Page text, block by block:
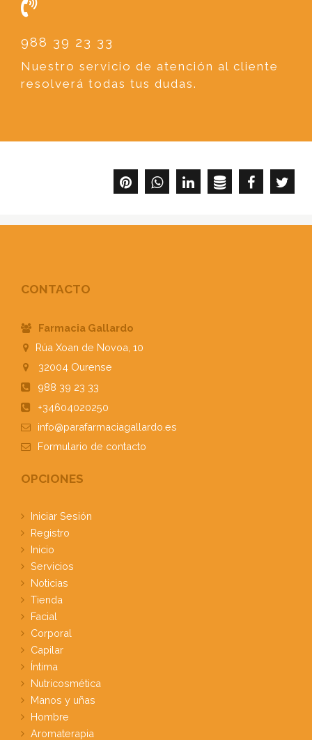
988 39 23 33
Nuestro servicio de atención al cliente
resolverá todas tus dudas.
CONTACTO
Farmacia Gallardo
Rúa Xoan de Novoa, 10
32004 Ourense
988 39 23 33
+34604020250
info@parafarmaciagallardo.es
Formulario de contacto
OPCIONES
Iniciar Sesión
Registro
Inicio
Servicios
Noticias
Tienda
Facial
Corporal
Capilar
Íntima
Nutricosmética
Manos y uñas
Hombre
Aromaterapia